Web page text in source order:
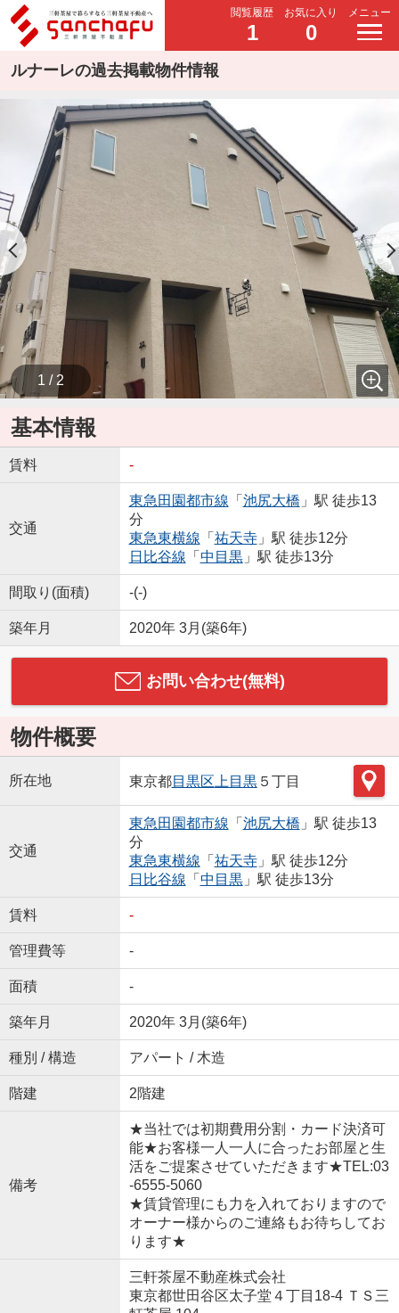
閲覧履歴
1
お気に入り
0
メニュー
ルナーレの過去掲載物件情報
1 / 2
基本情報
賃料 -
交通
東急田園都市線 「 池尻大橋 」駅 徒歩13
分
東急東横線 「 祐天寺」駅 徒歩12分
日比谷線 「 中目黒」駅 徒歩13分
間取り(面積) -(-)
築年月 2020年 3月(築6年)
お問い合わせ(無料)
物件概要
所在地 東京都目黒区 上目黒５丁目
交通
東急田園都市線 「 池尻大橋 」駅 徒歩13
分
東急東横線 「 祐天寺」駅 徒歩12分
日比谷線 「 中目黒」駅 徒歩13分
賃料 -
管理費等 -
面積 -
築年月 2020年 3月(築6年)
種別 / 構造 アパート / 木造
階建 2階建
備考
★当社では初期費用分割・カード決済可
能★お客様一人一人に合ったお部屋と生
活をご提案させていただきます★TEL:03
-6555-5060
★賃貸管理にも力を入れておりますので
オーナー様からのご連絡もお待ちしてお
ります★
三軒茶屋不動産株式会社
東京都世田谷区太子堂４丁目18-4 ＴＳ三